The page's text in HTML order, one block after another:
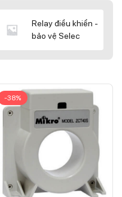
Relay điều khiển -
bảo vệ Selec
-38%